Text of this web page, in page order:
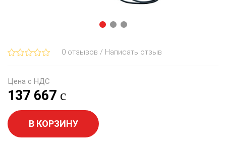
0 отзывов / Написать отзыв
Цена с НДС
137 667
В КОРЗИНУ